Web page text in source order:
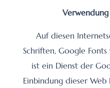
Auf diesen
Schriften, Google
ist ein Dienst der
Einbindung dieser